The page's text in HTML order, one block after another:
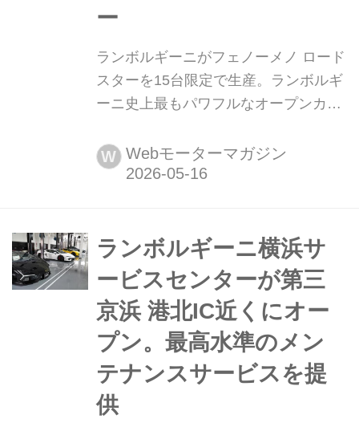
ー
ランボルギーニがフェノーメノ ロード
スターを15台限定で生産。ランボルギ
ーニ史上最もパワフルなオープンカー
アウトモビリ ランボルギーニは最新の
フューオフモデル「フェノーメノ ロー
W Webモーターマガジン
ランボルギーニ横浜サ
ービスセンターが第三
京浜 港北IC近くにオー
プン。最高水準のメン
テナンスサービスを提
供